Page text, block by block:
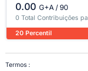
0.00 G+A / 90
0 Total Contribuições
20 Percentil
Termos :